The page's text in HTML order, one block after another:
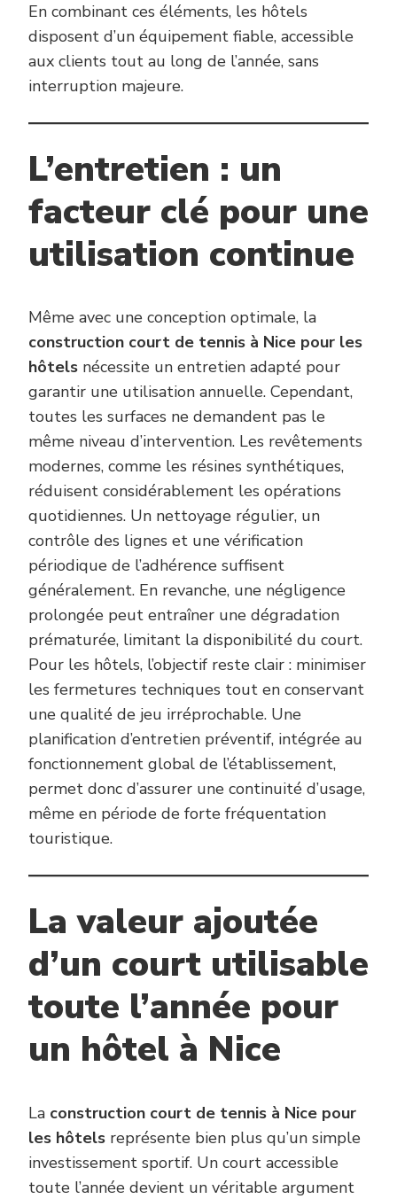
En combinant ces éléments, les hôtels
disposent d’un équipement fiable, accessible
aux clients tout au long de l’année, sans
interruption majeure.
L’entretien : un
facteur clé pour une
utilisation continue
Même avec une conception optimale, la
construction court de tennis à Nice pour les
hôtels nécessite un entretien adapté pour
garantir une utilisation annuelle. Cependant,
toutes les surfaces ne demandent pas le
même niveau d’intervention. Les revêtements
modernes, comme les résines synthétiques,
réduisent considérablement les opérations
quotidiennes. Un nettoyage régulier, un
contrôle des lignes et une vérification
périodique de l’adhérence suffisent
généralement. En revanche, une négligence
prolongée peut entraîner une dégradation
prématurée, limitant la disponibilité du court.
Pour les hôtels, l’objectif reste clair : minimiser
les fermetures techniques tout en conservant
une qualité de jeu irréprochable. Une
planification d’entretien préventif, intégrée au
fonctionnement global de l’établissement,
permet donc d’assurer une continuité d’usage,
même en période de forte fréquentation
touristique.
La valeur ajoutée
d’un court utilisable
toute l’année pour
un hôtel à Nice
La construction court de tennis à Nice pour
les hôtels représente bien plus qu’un simple
investissement sportif. Un court accessible
toute l’année devient un véritable argument